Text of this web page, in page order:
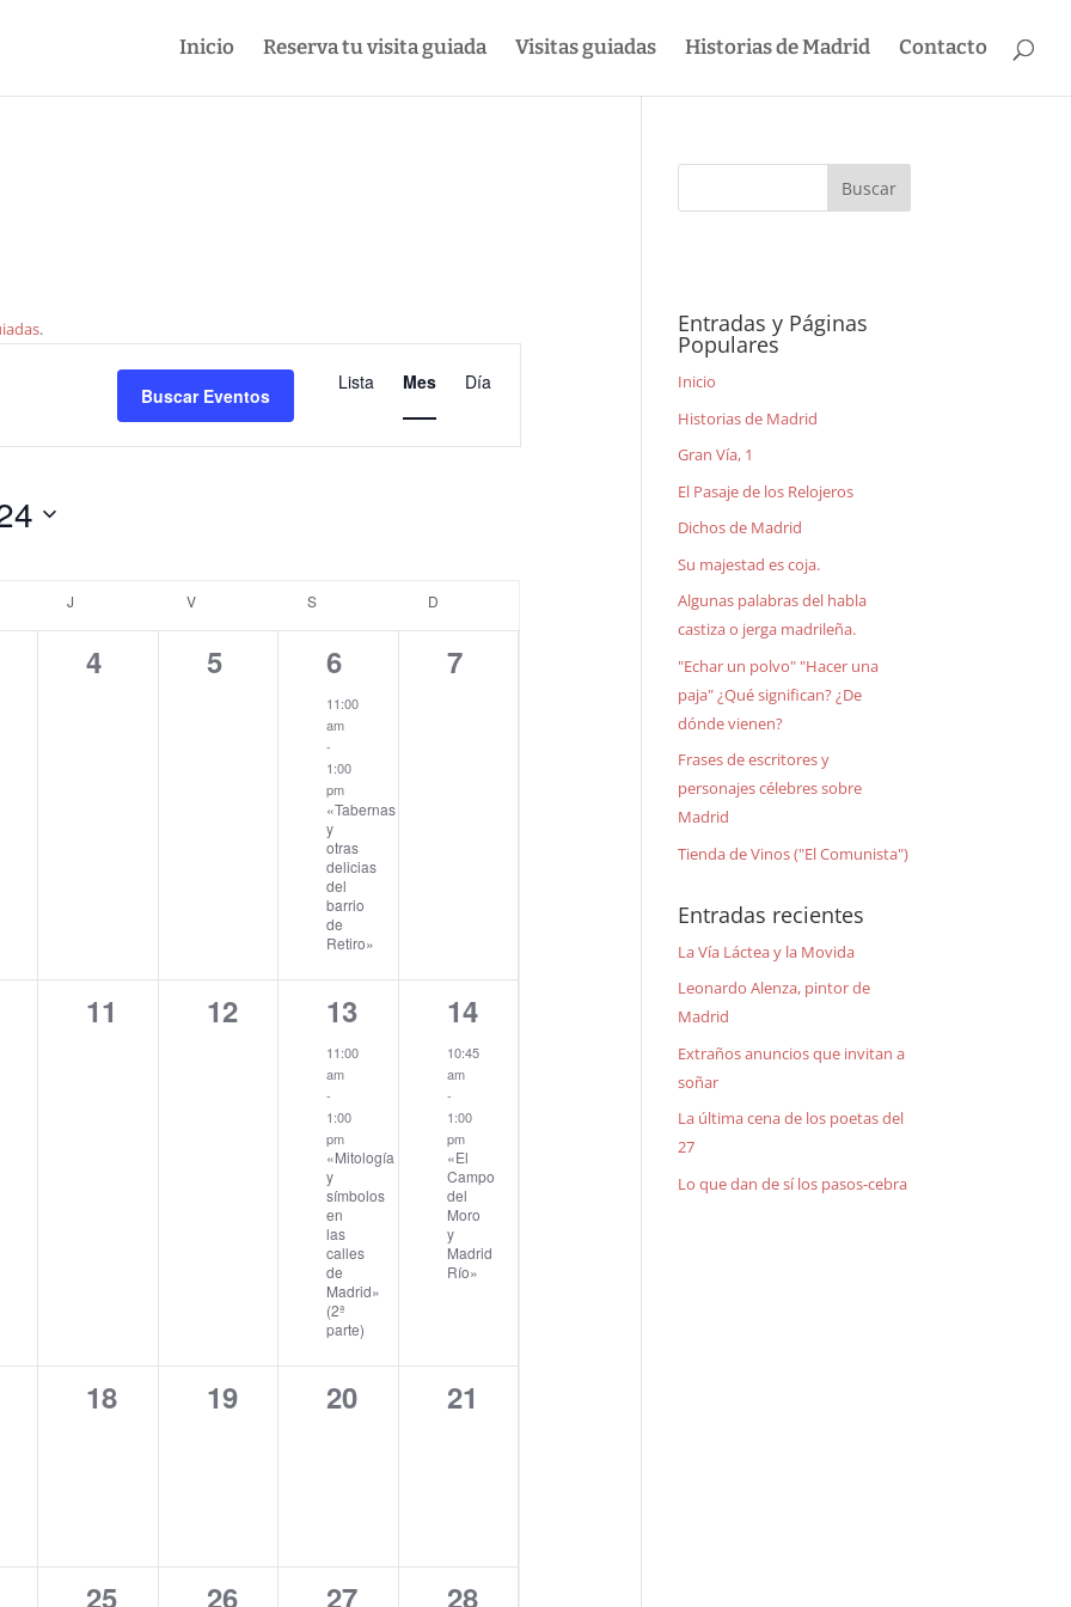
Inicio Reserva tu visita guiada Visitas guiadas Historias de Madrid Contacto
.
Buscar Eventos
Navegación
de
vistas
Lista Mes Día
J V SSÁBADO D
0
4
0
5
1
evento,
6
11:00
am
-
1:00
pm
«Tabernas
y
otras
delicias
del
barrio
de
Retiro»
0
7
0
11
0
12
1
evento,
13
11:00
am
-
1:00
pm
«Mitología
y
símbolos
en
las
calles
de
Madrid»
(2ª
parte)
1
evento,
14
10:45
am
-
1:00
pm
«El
Campo
del
Moro
y
Madrid
Río»
0
18
0
19
0
20
0
21
0
25
0
26
1
27
0
28
Entradas y Páginas
Populares
Inicio
Historias de Madrid
Gran Vía, 1
El Pasaje de los Relojeros
Dichos de Madrid
Su majestad es coja.
Algunas palabras del habla
castiza o jerga madrileña.
"Echar un polvo" "Hacer una
paja" ¿Qué significan? ¿De
dónde vienen?
Frases de escritores y
personajes célebres sobre
Madrid
Tienda de Vinos ("El Comunista")
Entradas recientes
La Vía Láctea y la Movida
Leonardo Alenza, pintor de
Madrid
Extraños anuncios que invitan a
soñar
La última cena de los poetas del
27
Lo que dan de sí los pasos-cebra